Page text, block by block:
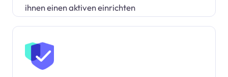
ihnen einen aktiven einrichten